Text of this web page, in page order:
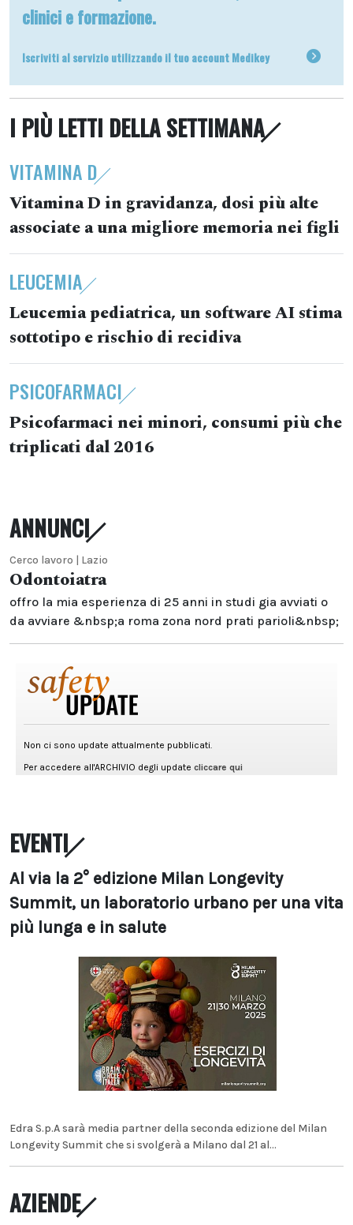
clinici e formazione.
Iscriviti al servizio utilizzando il tuo account Medikey
I PIÙ LETTI DELLA SETTIMANA
VITAMINA D
Vitamina D in gravidanza, dosi più alte
associate a una migliore memoria nei figli
LEUCEMIA
Leucemia pediatrica, un software AI stima
sottotipo e rischio di recidiva
PSICOFARMACI
Psicofarmaci nei minori, consumi più che
triplicati dal 2016
ANNUNCI
Cerco lavoro | Lazio
Odontoiatra
offro la mia esperienza di 25 anni in studi gia avviati o
da avviare &nbsp;a roma zona nord prati parioli&nbsp;
EVENTI
Al via la 2° edizione Milan Longevity
Summit, un laboratorio urbano per una vita
più lunga e in salute
Edra S.p.A sarà media partner della seconda edizione del Milan
Longevity Summit che si svolgerà a Milano dal 21 al...
AZIENDE